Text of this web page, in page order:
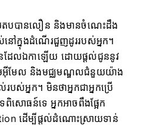
យតបបានលឿន និងមានចំណេះដឹង
ស់នៅក្នុងដំណើរជួញដូររបស់អ្នក។
ដែលឯកាឡើយ ដោយផ្តល់ជូននូវ
មអ៊ីមែល និងមជ្ឈមណ្ឌលជំនួយយ៉ាង
ស់អ្នក។ មិនថាអ្នកជាអ្នកប្រើ
សោធន៍ទេ អ្នកអាចពឹងផ្អែក
ដើម្បីផ្តល់ដំណោះស្រាយទាន់